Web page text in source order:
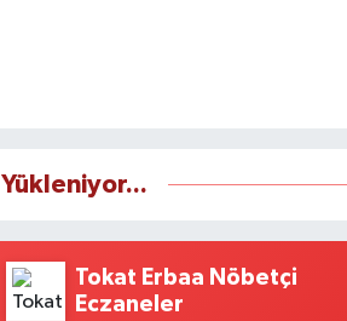
Yükleniyor...
Tokat Erbaa Nöbetçi
Eczaneler